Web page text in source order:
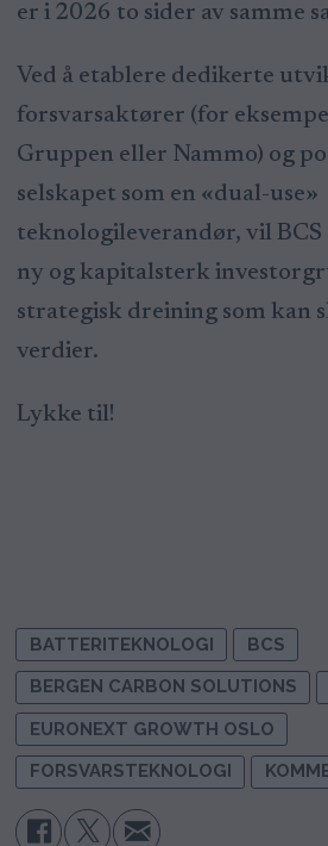
er i 2026 to sider av samme
Ved å etablere dedikerte
forsvarsaktører (for
Gruppen eller Nammo) og
selskapet som en «dual-use»
teknologileverandør, vil
ny og kapitalsterk
strategisk dreining som kan
verdier.
Lykke til!
BATTERITEKNOLOGI
BCS
BERGEN CARBON SOLUTIONS
EURONEXT GROWTH OSLO
FORSVARSTEKNOLOGI